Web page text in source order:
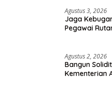
Agustus 3, 2026
Jaga
Pegawai
Agustus 2, 2026
Bangun
Kementerian